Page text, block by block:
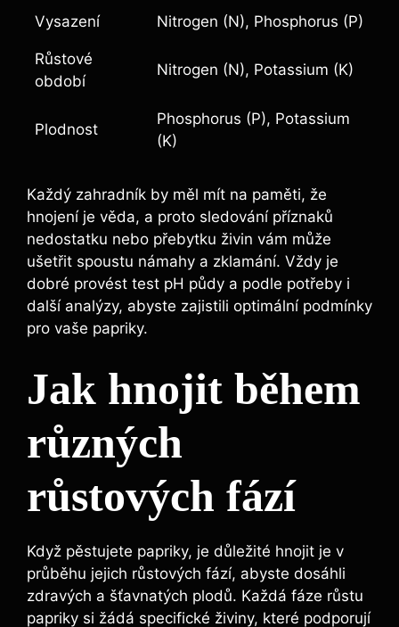
Vysazení Nitrogen (N),‍ Phosphorus (P)
Růstové⁤
období
Nitrogen (N), Potassium (K)
Plodnost
Phosphorus⁤ (P), ​Potassium
‌(K)
Každý zahradník by‌ měl‌ mít na paměti, že
hnojení‍ je​ věda,⁣ a‌ proto sledování příznaků⁣
nedostatku nebo ⁤přebytku živin vám může
ušetřit​ spoustu námahy a zklamání. Vždy je
dobré provést test pH ​půdy a podle potřeby ‍i
další analýzy, abyste zajistili optimální podmínky
pro vaše papriky.
Jak‌ hnojit během
různých
⁣růstových fází
Když pěstujete papriky, je důležité hnojit ⁣je ​v
průběhu jejich ⁤růstových​ fází, abyste dosáhli
zdravých a ‍šťavnatých​ plodů. Každá ⁤fáze růstu
papriky si ⁣žádá specifické živiny, ‌které podporují